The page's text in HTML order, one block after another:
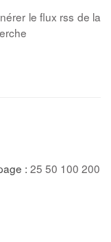
le flux rss de la
: 25 50 100 200